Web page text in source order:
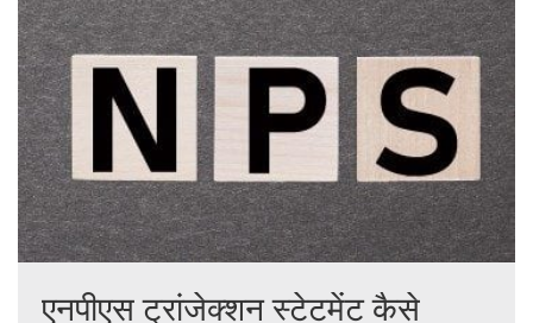
एनपीएस ट्रांजेक्शन स्टेटमेंट कैसे